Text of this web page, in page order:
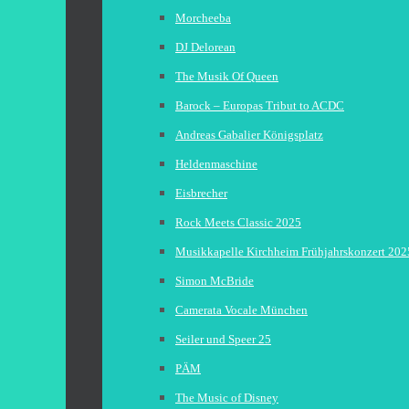
Morcheeba
DJ Delorean
The Musik Of Queen
Barock – Europas Tribut to ACDC
Andreas Gabalier Königsplatz
Heldenmaschine
Eisbrecher
Rock Meets Classic 2025
Musikkapelle Kirchheim Frühjahrskonzert
Simon McBride
Camerata Vocale München
Seiler und Speer 25
PÄM
The Music of Disney